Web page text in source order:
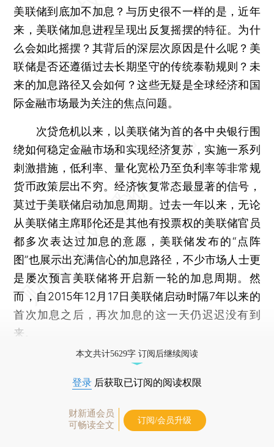
美联储到底加不加息？与历史很不一样的是，近年
来，美联储加息进程呈现出反复摇摆的特征。为什
么会如此摇摆？其背后的深层次原因是什么呢？美
联储是否还遵循过去长期坚守的传统泰勒规则？未
来的加息路径又会如何？这些无疑是全球经济和国
际金融市场最为关注的焦点问题。
次贷危机以来，以美联储为首的各中央银行围
绕如何稳定金融市场和实现经济复苏，实施一系列
刺激措施，低利率、量化宽松乃至负利率等非常规
货币政策层出不穷。经济恢复常态最显著的信号，
莫过于美联储启动加息周期。过去一年以来，无论
从美联储主席耶伦还是其他有投票权的美联储官员
都多次表达过加息的意愿，美联储发布的“点阵
图”也展示出充满信心的加息路径，不少市场人士更
是屡次预言美联储将开启新一轮的加息周期。然
而，自2015年12月17日美联储启动时隔7年以来的
首次加息之后，再次加息的这一天仍迟迟没有到
来。
本文共计5629字 订阅后继续阅读
登录 后获取已订阅的阅读权限
财新通会员
可畅读全文
订阅/会员升级